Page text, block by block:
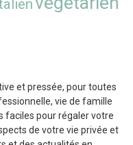
et pressée, pour toutes
vie de famille
faciles pour régaler votre
de votre vie privée et